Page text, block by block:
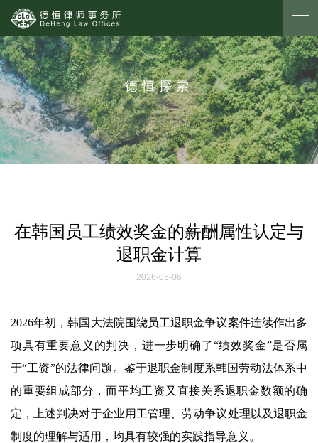
德恒探索
在韩国员工绩效奖金的薪酬属性认定与
退职金计算
2026-05-06
2026年初，韩国大法院围绕员工退职金争议案件连续作出多
项具有重要意义的判决，进一步明确了“绩效奖金”是否属
于“工资”的法律问题。鉴于退职金制度系韩国劳动法体系中
的重要组成部分，而平均工资又直接关系退职金数额的确
定，上述判决对于企业用工管理、劳动争议处理以及退职金
制度的理解与适用，均具有较强的实践指导意义。